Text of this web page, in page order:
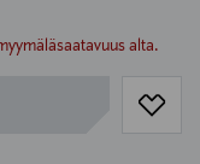
alta.